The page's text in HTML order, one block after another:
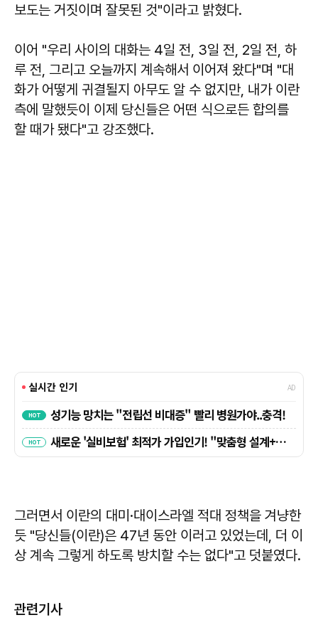
보도는 거짓이며 잘못된 것"이라고 밝혔다.
이어 "우리 사이의 대화는 4일 전, 3일 전, 2일 전, 하
루 전, 그리고 오늘까지 계속해서 이어져 왔다"며 "대
화가 어떻게 귀결될지 아무도 알 수 없지만, 내가 이란
측에 말했듯이 이제 당신들은 어떤 식으로든 합의를
할 때가 됐다"고 강조했다.
그러면서 이란의 대미·대이스라엘 적대 정책을 겨냥한
듯 "당신들(이란)은 47년 동안 이러고 있었는데, 더 이
상 계속 그렇게 하도록 방치할 수는 없다"고 덧붙였다.
관련기사